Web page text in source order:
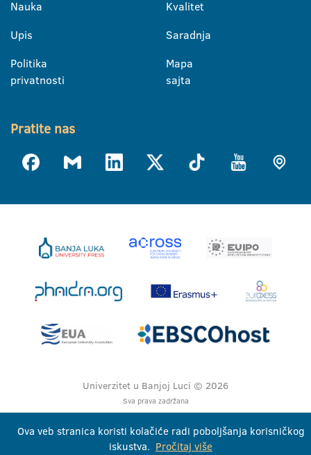
Nauka
Upis
Politika
privatnosti
Kvalitet
Saradnja
Mapa
sajta
Pratite nas
Univerzitet u Banjoj Luci © 2026
Sva prava zadržana
Ova veb stranica koristi kolačiće radi poboljšanja korisničkog
iskustva. Pročitaj više